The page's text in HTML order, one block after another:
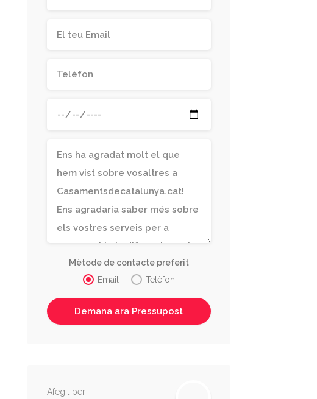
Mètode de contacte preferit
Email
Telèfon
Afegit per